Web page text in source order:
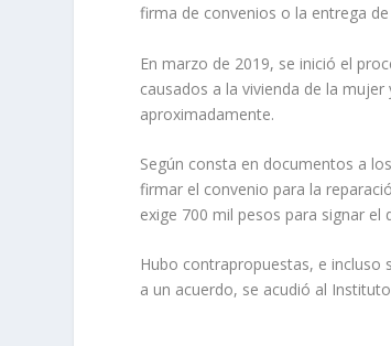
firma de convenios o la entrega
En marzo de 2019, se inició el
causados a la vivienda de la
aproximadamente.
Según consta en documentos a
firmar el convenio para la
exige 700 mil pesos para signar
Hubo contrapropuestas, e incluso
a un acuerdo, se acudió al